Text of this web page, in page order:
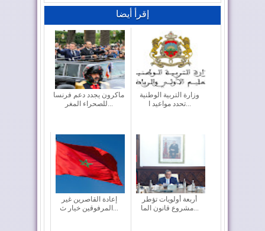
إقرأ أيضا
ماكرون يجدد دعم فرنسا
وزارة التربية الوطنية
تحدد مواعيد ا...
إعادة القاصرين غير
أربعة أولويات تؤطر
مشروع قانون الما...